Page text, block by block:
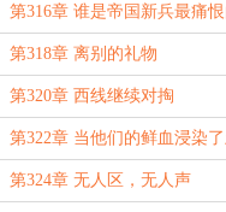
理想......
第316章 谁是帝国新兵最痛
第318章 离别的礼物
第320章 西线继续对掏
第322章 当他们的鲜血浸染
第324章 无人区，无人声